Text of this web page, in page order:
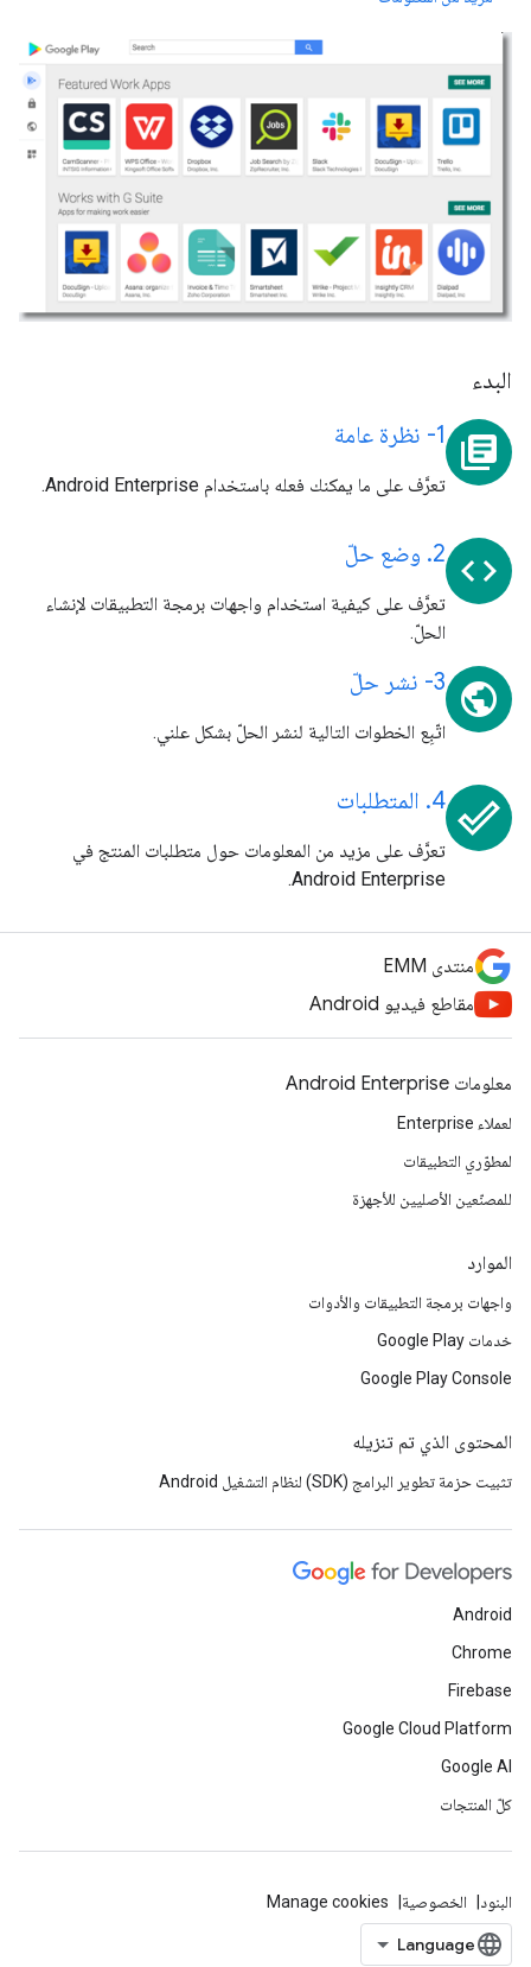
البدء
library_books 1- نظرة عامة
تعرَّف على ما يمكنك فعله باستخدام Android Enterprise.
code 2. وضع حلّ
تعرَّف على كيفية استخدام واجهات برمجة التطبيقات لإنشاء
الحلّ.
public 3- نشر حلّ
اتّبِع الخطوات التالية لنشر الحلّ بشكل علني.
done_outline 4. المتطلبات
تعرَّف على مزيد من المعلومات حول متطلبات المنتج في
Android Enterprise.
منتدى EMM
مقاطع فيديو Android
معلومات Android Enterprise
لعملاء Enterprise
لمطوّري التطبيقات
للمصنّعين الأصليين للأجهزة
الموارد
واجهات برمجة التطبيقات والأدوات
خدمات Google Play
Google Play Console
المحتوى الذي تم تنزيله
تثبيت حزمة تطوير البرامج (SDK) لنظام التشغيل Android
Android
Chrome
Firebase
Google Cloud Platform
Google AI
كلّ المنتجات
البنود الخصوصية Manage cookies